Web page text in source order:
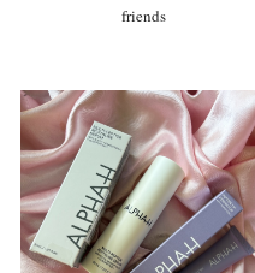
friends